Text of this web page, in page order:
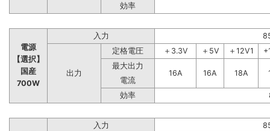
効率
電源
【選択】
国産
700W
入力
出力
定格電圧 ＋3.3V ＋5V ＋12V1
最大出力
16A
16A 18A
電流
効率
入力